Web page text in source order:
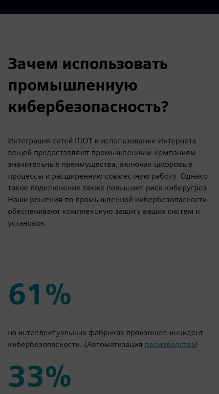
Зачем использовать
промышленную
кибербезопасность?
Интеграция сетей IT/OT и использование Интернета
вещей предоставляют промышленным компаниям
значительные преимущества, включая цифровые
процессы и расширенную совместную работу. Однако
такое подключение также повышает риск киберугроз.
Наши решения по промышленной кибербезопасности
обеспечивают комплексную защиту ваших систем и
установок.
61%
на интеллектуальных фабриках произошел инцидент
кибербезопасности. (Автоматизация производства)
33%